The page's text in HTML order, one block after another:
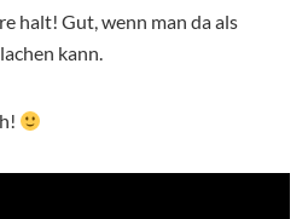
halt! Gut, wenn man da als
kann.